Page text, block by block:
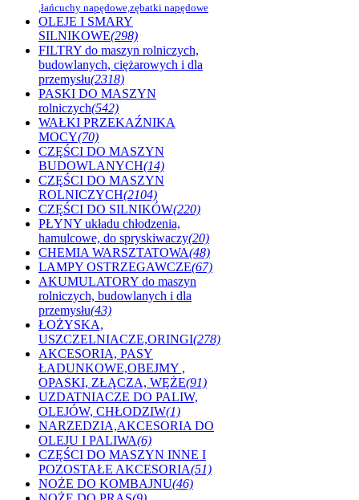
,łańcuchy napędowe,zębatki napędowe
OLEJE I SMARY
SILNIKOWE(298)
FILTRY do maszyn rolniczych,
budowlanych, ciężarowych i dla
przemysłu(2318)
PASKI DO MASZYN
rolniczych(542)
WAŁKI PRZEKAŹNIKA
MOCY(70)
CZĘŚCI DO MASZYN
BUDOWLANYCH(14)
CZĘŚCI DO MASZYN
ROLNICZYCH(2104)
CZĘŚCI DO SILNIKÓW(220)
PŁYNY układu chłodzenia,
hamulcowe, do spryskiwaczy(20)
CHEMIA WARSZTATOWA(48)
LAMPY OSTRZEGAWCZE(67)
AKUMULATORY do maszyn
rolniczych, budowlanych i dla
przemysłu(43)
ŁOŻYSKA,
USZCZELNIACZE,ORINGI(278)
AKCESORIA, PASY
ŁADUNKOWE,OBEJMY ,
OPASKI, ZŁĄCZA, WĘŻE(91)
UZDATNIACZE DO PALIW,
OLEJÓW, CHŁODZIW(1)
NARZEDZIA,AKCESORIA DO
OLEJU I PALIWA(6)
CZĘŚCI DO MASZYN INNE I
POZOSTAŁE AKCESORIA(51)
NOŻE DO KOMBAJNU(46)